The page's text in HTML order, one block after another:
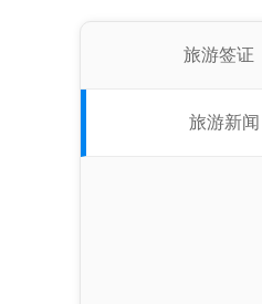
旅游签证
旅游新闻